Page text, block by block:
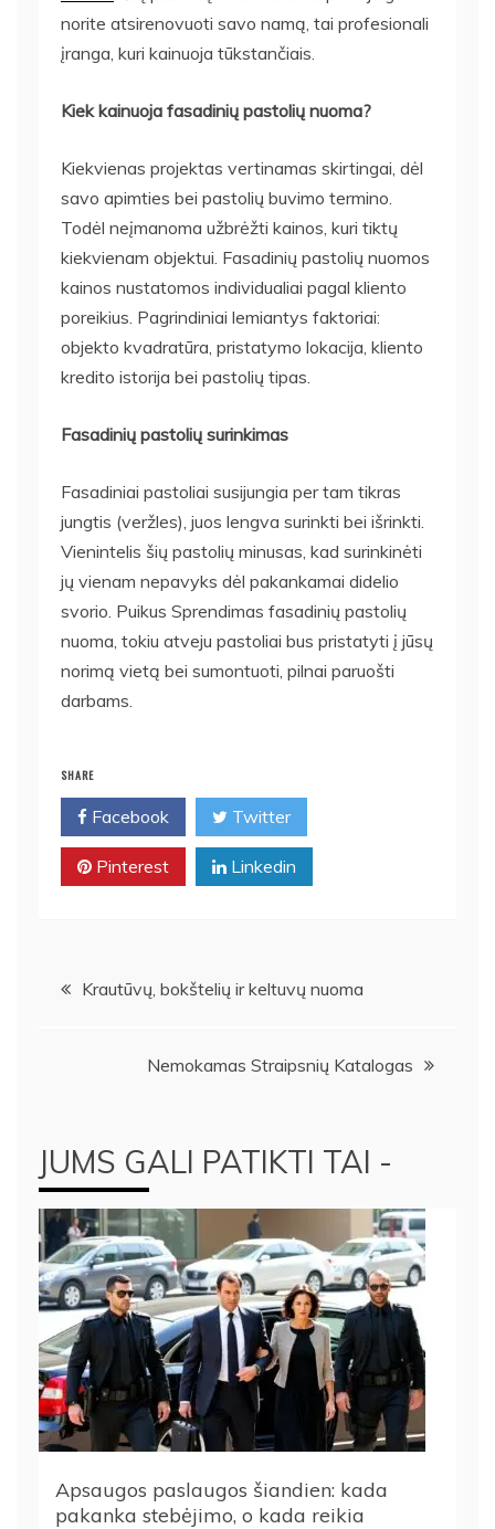
norite atsirenovuoti savo namą, tai profesionali
įranga, kuri kainuoja tūkstančiais.
Kiek kainuoja fasadinių pastolių nuoma?
Kiekvienas projektas vertinamas skirtingai, dėl
savo apimties bei pastolių buvimo termino.
Todėl neįmanoma užbrėžti kainos, kuri tiktų
kiekvienam objektui. Fasadinių pastolių nuomos
kainos nustatomos individualiai pagal kliento
poreikius. Pagrindiniai lemiantys faktoriai:
objekto kvadratūra, pristatymo lokacija, kliento
kredito istorija bei pastolių tipas.
Fasadinių pastolių surinkimas
Fasadiniai pastoliai susijungia per tam tikras
jungtis (veržles), juos lengva surinkti bei išrinkti.
Vienintelis šių pastolių minusas, kad surinkinėti
jų vienam nepavyks dėl pakankamai didelio
svorio. Puikus Sprendimas fasadinių pastolių
nuoma, tokiu atveju pastoliai bus pristatyti į jūsų
norimą vietą bei sumontuoti, pilnai paruošti
darbams.
SHARE
Facebook Twitter
Pinterest Linkedin
Navigacija
Krautūvų, bokštelių ir keltuvų nuoma
Nemokamas Straipsnių Katalogas
JUMS GALI PATIKTI TAI -
Apsaugos paslaugos šiandien: kada
pakanka stebėjimo, o kada reikia